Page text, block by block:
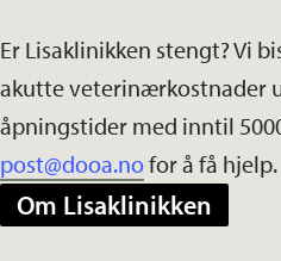
Er Lisaklinikken stengt? Vi
akutte veterinærkostnader
åpningstider med inntil
post@dooa.nofor å få hjelp.
Om Lisaklinikken